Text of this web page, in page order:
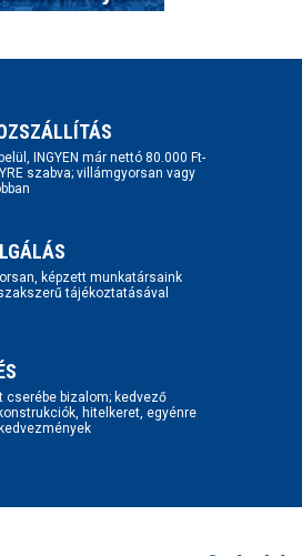
INGYEN már nettó 80.000 Ft-
szabva; villámgyorsan vagy
képzett munkatársaink
tájékoztatásával
cserébe bizalom; kedvező
hitelkeret, egyénre